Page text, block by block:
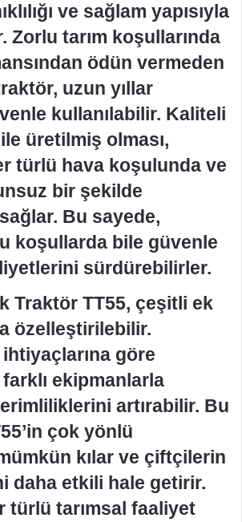
ve sağlam yapısıyla
Zorlu tarım koşullarında
ödün vermeden
uzun yıllar
kullanılabilir. Kaliteli
üretilmiş olması,
türlü hava koşulunda ve
bir şekilde
sağlar. Bu sayede,
koşullarda bile güvenle
sürdürebilirler.
Traktör TT55, çeşitli ek
özelleştirilebilir.
ihtiyaçlarına göre
ekipmanlarla
artırabilir. Bu
çok yönlü
mümkün kılar ve çiftçilerin
daha etkili hale getirir.
türlü tarımsal faaliyet